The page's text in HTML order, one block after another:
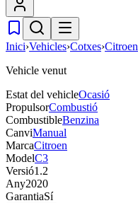
Inici›Vehicles›Cotxes›Citroen
Vehicle venut
Estat del vehicleOcasió
PropulsorCombustió
CombustibleBenzina
CanviManual
MarcaCitroen
ModelC3
Versió1.2
Any2020
GarantiaSí